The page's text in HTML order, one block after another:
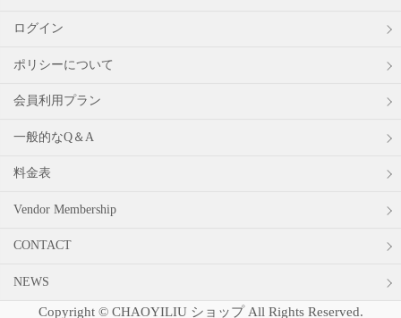
ログイン
ポリシーについて
会員利用プラン
一般的なQ＆A
料金表
Vendor Membership
CONTACT
NEWS
Copyright © CHAOYILIU ショップ All Rights Reserved.